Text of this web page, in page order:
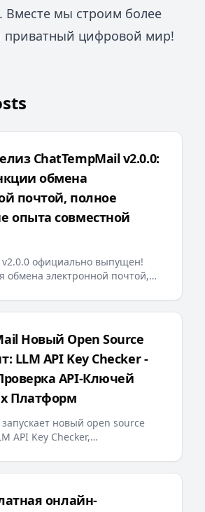
Вместе мы строим более
приватный цифровой мир!
ChatTempMail v2.0.0:
обмена
почтой, полное
опыта совместной
v2.0.0 официально выпущен!
обмена электронной почтой,
многоязычные сообщения
обновления предоставляют
более интеллектуальный и
работы с временной
Новый Open Source
LLM API Key Checker -
API-Ключей
Платформ
новый open source
API Key Checker,
чем 10 крупных LLM-
времени, предоставляя
эффективное решение для
онлайн-